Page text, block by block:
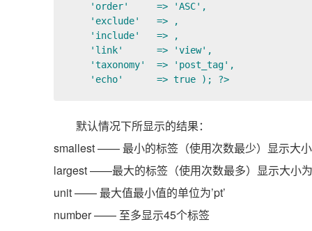
    'order'     => 'ASC',
    'exclude'   => ,
    'include'   => ,
    'link'      => 'view',
    'taxonomy'  => 'post_tag',
    'echo'      => true ); ?>
默认情况下所显示的结果：
smallest—— 最小的标签（使用次数最少）显示大
largest——最大的标签（使用次数最多）显示大小
unit—— 最大值最小值的单位为’pt’
number—— 至多显示45个标签